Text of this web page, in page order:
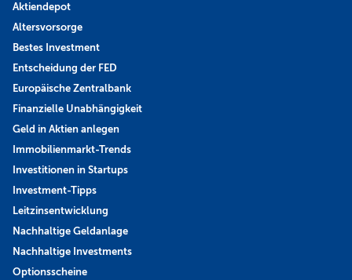
Aktiendepot
Altersvorsorge
Bestes Investment
Entscheidung der FED
Europäische Zentralbank
Finanzielle Unabhängigkeit
Geld in Aktien anlegen
Immobilienmarkt-Trends
Investitionen in Startups
Investment-Tipps
Leitzinsentwicklung
Nachhaltige Geldanlage
Nachhaltige Investments
Optionsscheine